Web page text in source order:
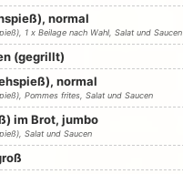
normal
1 x Beilage nach Wahl, Salat und Saucen
(gegrillt)
normal
Pommes frites, Salat und Saucen
im Brot, jumbo
Salat und Saucen